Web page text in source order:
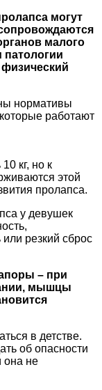
могут
малого
патологии
нормативы
работают
кг, но к
этой
пролапса.
у девушек
резкий сброс
– при
мышцы
в детстве.
об опасности
она не